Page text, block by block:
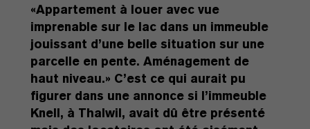
«Appartement à louer avec vue
imprenable sur le lac dans un immeuble
jouissant d’une belle situation sur une
parcelle en pente. Aménagement de
haut niveau.» C’est ce qui aurait pu
figurer dans une annonce si l’immeuble
Knell, à Thalwil, avait dû être présenté